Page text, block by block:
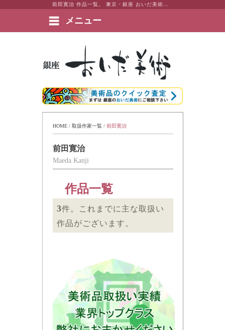
メニュー
絵画など美術品の販売と買取 | 東京・銀座 おいだ美術
HOME / 取扱作家一覧 / 前田寛治
前田寛治
Maeda Kanji
作品一覧
3件。これまでに主な取扱い
作品がございます。